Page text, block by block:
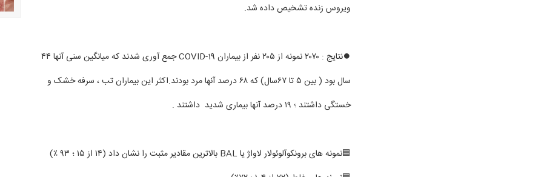
ویروس زنده تشخیص داده شد.
⏺نتایج : ۲۰۷۰ نمونه از ۲۰۵ نفر از بیماران COVID-19 جمع آوری شدند که میانگین سنی آنها ۴۴
سال بود ( بین ۵ تا ۶۷سال) که ۶۸ درصد آنها مرد بودند.اکثر این بیماران تب ، سرفه خشک و
خستگی داشتند ؛ ۱۹ درصد آنها بیماری شدید داشتند .
🟦نمونه های برونکوآلوئولار لاواژ یا BAL بالاترین مقادیر مثبت را نشان داد (۱۴ از ۱۵ ؛ ۹۳ ٪)